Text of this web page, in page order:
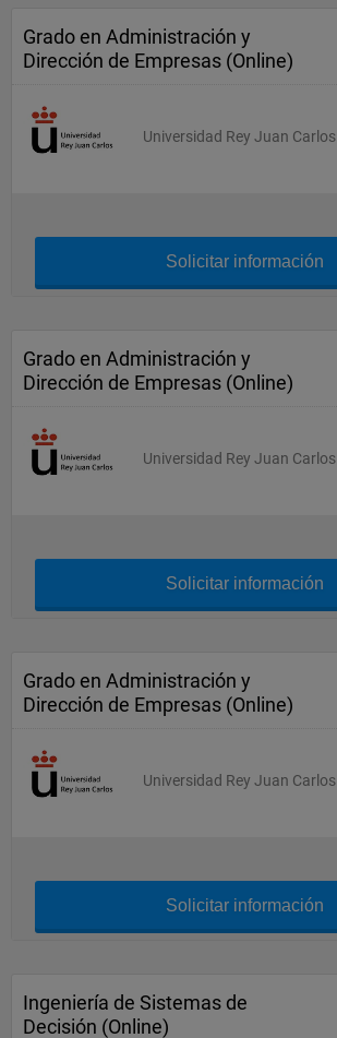
Grado en Administración y
Dirección de Empresas (Online)
Universidad Rey Juan Carlos
Solicitar información
Grado en Administración y
Dirección de Empresas (Online)
Universidad Rey Juan Carlos
Solicitar información
Grado en Administración y
Dirección de Empresas (Online)
Universidad Rey Juan Carlos
Solicitar información
Ingeniería de Sistemas de
Decisión (Online)